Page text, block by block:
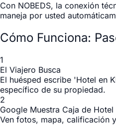
Con NOBEDS, la conexión
maneja por usted
Cómo Funciona:
1
El Viajero Busca
El huésped escribe 'Hotel en
específico de su propiedad.
2
Google Muestra Caja de Hotel
Ven fotos, mapa, calificación